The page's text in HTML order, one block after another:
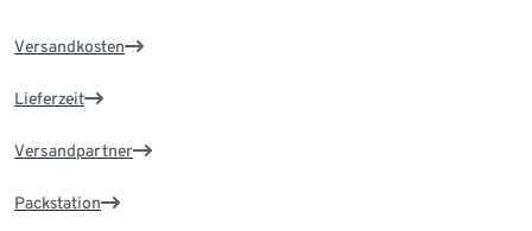
Versandkosten
Lieferzeit
Versandpartner
Packstation